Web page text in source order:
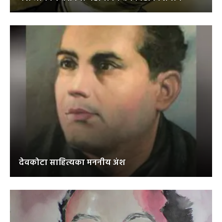
देवकोटा साहित्यका मननीय अंश